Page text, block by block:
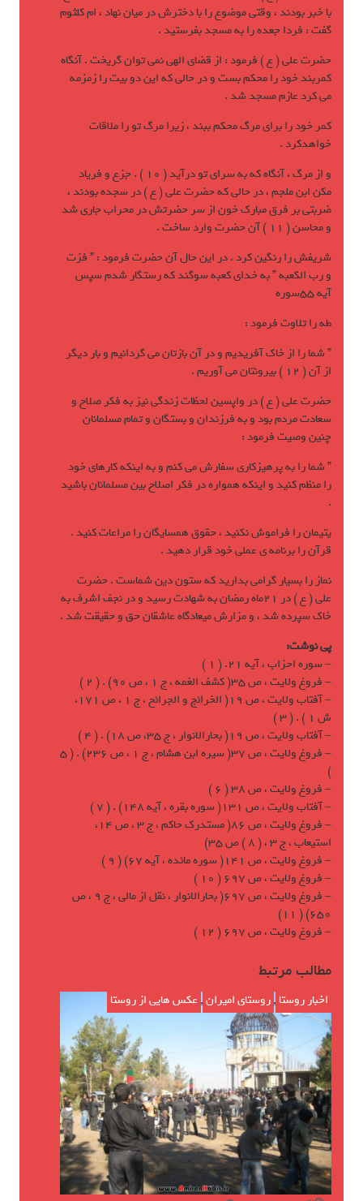
با خبر بودند ، وقتی موضوع را با دخترش در ميان نهاد ، ام کلثوم
گفت : فردا جعده را به مسجد بفرستيد .
حضرت علی ( ع ) فرمود : از قضای الهی نمي توان گريخت . آنگاه
کمربند خود را محکم بست و در حالی که اين دو بيت را زمزمه
مي کرد عازم مسجد شد .
کمر خود را برای مرگ محکم ببند ، زيرا مرگ تو را ملاقات
خواهدکرد .
و از مرگ ، آنگاه که به سرای تو درآيد ( 10 ) . جزع و فرياد
مکن ابن ملجم ، در حالی که حضرت علی ( ع ) در سجده بودند ،
ضربتی بر فرق مبارک خون از سر حضرتش در محراب جاری شد
و محاسن ( 11 ) آن حضرت وارد ساخت .
شريفش را رنگين کرد . در اين حال آن حضرت فرمود : ” فزت
و رب الکعبه ” به خدای کعبه سوگند که رستگار شدم سپس
آيه 55سوره
طه را تلاوت فرمود :
” شما را از خاک آفريديم و در آن بازتان مي گردانيم و بار ديگر
از آن ( 12 ) بيرونتان مي آوريم .
حضرت علی ( ع ) در واپسين لحظات زندگی نيز به فکر صلاح و
سعادت مردم بود و به فرزندان و بستگان و تمام مسلمانان
چنين وصيت فرمود :
” شما را به پرهيزکاری سفارش مي کنم و به اينکه کارهای خود
را منظم کنيد و اينکه همواره در فکر اصلاح بين مسلمانان باشيد
.
يتيمان را فراموش نکنيد ، حقوق همسايگان را مراعات کنيد .
قرآن را برنامه ی عملی خود قرار دهيد .
نماز را بسيار گرامی بداريد که ستون دين شماست . حضرت
علی ( ع ) در 21ماه رمضان به شهادت رسيد و در نجف اشرف به
خاک سپرده شد ، و مزارش ميعادگاه عاشقان حق و حقيقت شد .
پی نوشت:
– سوره احزاب ، آيه 21. ( 1 )
– فروغ ولايت ، ص 35( کشف الغمه ، ج 1 ، ص 90) . ( 2 )
– آفتاب ولايت ، ص 19( الخرائج و الجرائح ، ج 1 ، ص 171،
ش 1 ) . ( 3 )
– آفتاب ولايت ، ص 19( بحارالانوار ، ج 35، ص 18) . ( 4 )
– فروغ ولايت ، ص 37( سيره ابن هشام ، ج 1 ، ص 236) . ( 5
)
– فروغ ولايت ، ص 38 ( 6 )
– آفتاب ولايت ، ص 131( سوره بقره ، آيه 148) . ( 7 )
– فروغ ولايت ، ص 86( مستدرک حاکم ، ج 3 ، ص 14،
استيعاب ، ج 3 ، ( 8 ) ص 35)
– فروغ ولايت ، ص 141( سوره مائده ، آيه 67) ( 9 )
– فروغ ولايت ، ص 697 ( 10 )
– فروغ ولايت ، ص 697( بحارالانوار ، نقل از مالی ، ج 9 ، ص
650) ( 11)
– فروغ ولايت ، ص 697 ( 12 )
مطالب مرتبط
اخبار روستا ,روستای امیران,عکس هایی از روستا